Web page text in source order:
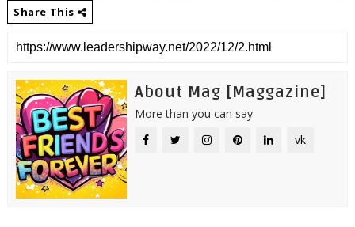
Share This
About Mag [Maggazine]
More than you can say
vk